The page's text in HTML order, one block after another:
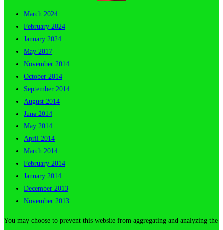
March 2024
February 2024
January 2024
May 2017
November 2014
October 2014
September 2014
August 2014
June 2014
May 2014
April 2014
March 2014
February 2014
January 2014
December 2013
November 2013
You may choose to prevent this website from aggregating and analyzing the